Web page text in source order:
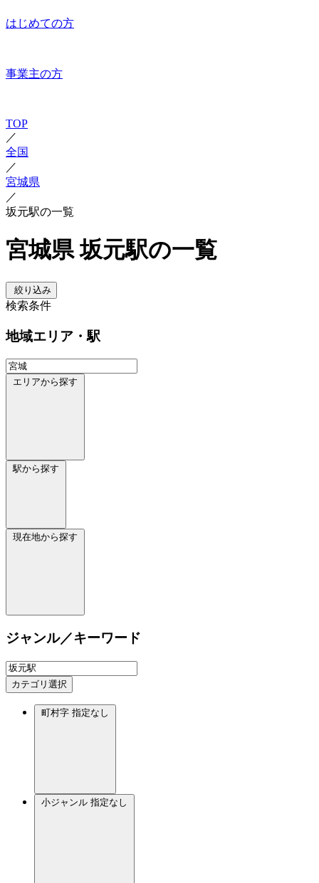
はじめての方
事業主の方
TOP
／
全国
／
宮城県
／
坂元駅の一覧
宮城県 坂元駅の一覧
絞り込み
検索条件
地域エリア・駅
エリアから探す
駅から探す
現在地から探す
ジャンル／キーワード
カテゴリ選択
町村字 指定なし
小ジャンル 指定なし